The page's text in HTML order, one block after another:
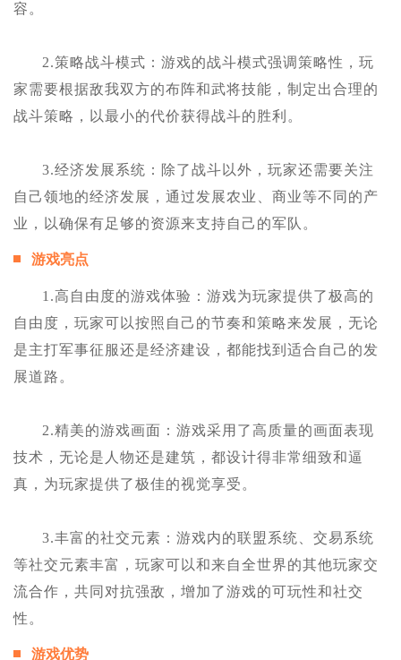
容。
2.策略战斗模式：游戏的战斗模式强调策略性，玩
家需要根据敌我双方的布阵和武将技能，制定出合理的
战斗策略，以最小的代价获得战斗的胜利。
3.经济发展系统：除了战斗以外，玩家还需要关注
自己领地的经济发展，通过发展农业、商业等不同的产
业，以确保有足够的资源来支持自己的军队。
游戏亮点
1.高自由度的游戏体验：游戏为玩家提供了极高的
自由度，玩家可以按照自己的节奏和策略来发展，无论
是主打军事征服还是经济建设，都能找到适合自己的发
展道路。
2.精美的游戏画面：游戏采用了高质量的画面表现
技术，无论是人物还是建筑，都设计得非常细致和逼
真，为玩家提供了极佳的视觉享受。
3.丰富的社交元素：游戏内的联盟系统、交易系统
等社交元素丰富，玩家可以和来自全世界的其他玩家交
流合作，共同对抗强敌，增加了游戏的可玩性和社交
性。
游戏优势